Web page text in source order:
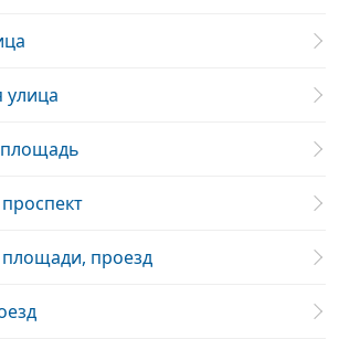
улица
проезд